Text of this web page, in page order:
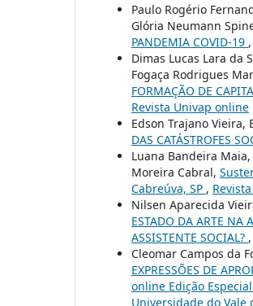
Paulo Rogério
Glória Neumann
PANDEMIA COVID-19 ,
Dimas Lucas Lara da
Fogaça Rodrigues
FORMAÇÃO DE
Revista Univap online
Edson Trajano Vieira,
DAS CATÁSTROFES
Luana Bandeira
Moreira Cabral,
Cabreúva, SP ,
Nilsen Aparecida
ESTADO DA ARTE NA
ASSISTENTE SOCIAL? ,
Cleomar Campos da
EXPRESSÕES DE
online Edição
Universidade do Vale